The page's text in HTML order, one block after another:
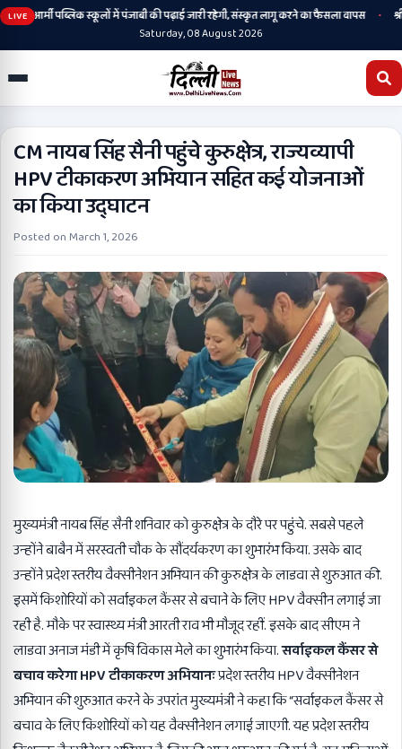
LIVE
आर्मी पब्लिक स्कूलों में पंजाबी की पढ़ाई जारी रहेगी, संस्कृत लागू करने का फैसला वापस •
श्री
Saturday, 08 August 2026
CM नायब सिंह सैनी पहुंचे कुरुक्षेत्र, राज्यव्यापी
HPV टीकाकरण अभियान सहित कई योजनाओं
का किया उद्घाटन
Posted on March 1, 2026
मुख्यमंत्री नायब सिंह सैनी शनिवार को कुरुक्षेत्र के दौरे पर पहुंचे. सबसे पहले
उन्होंने बाबैन में सरस्वती चौक के सौंदर्यकरण का शुभारंभ किया. उसके बाद
उन्होंने प्रदेश स्तरीय वैक्सीनेशन अभियान की कुरुक्षेत्र के लाडवा से शुरुआत की.
इसमें किशोरियों को सर्वाइकल कैंसर से बचाने के लिए HPV वैक्सीन लगाई जा
रही है. मौके पर स्वास्थ्य मंत्री आरती राव भी मौजूद रहीं. इसके बाद सीएम ने
लाडवा अनाज मंडी में कृषि विकास मेले का शुभारंभ किया.सर्वाइकल कैंसर से
बचाव करेगा HPV टीकाकरण अभियानःप्रदेश स्तरीय HPV वैक्सीनेशन
अभियान की शुरुआत करने के उपरांत मुख्यमंत्री ने कहा कि “सर्वाइकल कैंसर से
बचाव के लिए किशोरियों को यह वैक्सीनेशन लगाई जाएगी. यह प्रदेश स्तरीय